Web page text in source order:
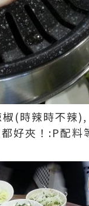
(時辣時不辣
好夾！:P配